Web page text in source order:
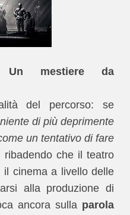
mestiere da
del percorso: se
di più deprimente
un tentativo di fare
che il teatro
il cinema a livello delle
alla produzione di
ancora sullaparola